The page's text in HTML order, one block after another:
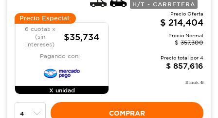
H/T - CARRETERA
Precio Especial:
6 cuotas x
(sin
intereses)
$35,734
Pagando con:
X unidad
Precio Oferta
$ 214,404
Precio Normal
$ 357,300
Precio total por 4
$ 857,616
Stock:6
COMPRAR